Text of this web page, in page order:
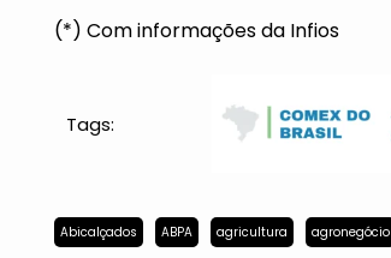
(*) Com informações da Infios
Tags:
Abicalçados ABPA agricultura agronegócio